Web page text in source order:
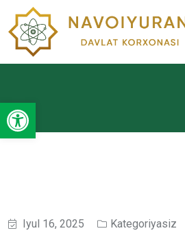
Open toolbar
Iyul 16, 2025 Kategoriyasiz